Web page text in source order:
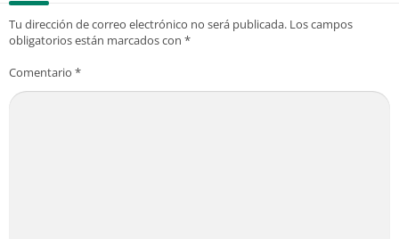
Tu dirección de correo electrónico no será publicada. Los campos
obligatorios están marcados con *
Comentario *